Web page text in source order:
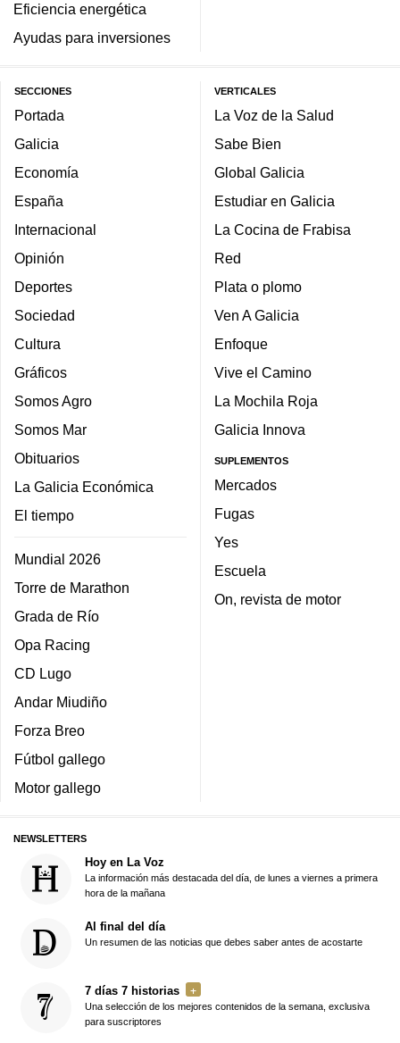
Eficiencia energética
Ayudas para inversiones
SECCIONES
Portada
Galicia
Economía
España
Internacional
Opinión
Deportes
Sociedad
Cultura
Gráficos
Somos Agro
Somos Mar
Obituarios
La Galicia Económica
El tiempo
Mundial 2026
Torre de Marathon
Grada de Río
Opa Racing
CD Lugo
Andar Miudiño
Forza Breo
Fútbol gallego
Motor gallego
VERTICALES
La Voz de la Salud
Sabe Bien
Global Galicia
Estudiar en Galicia
La Cocina de Frabisa
Red
Plata o plomo
Ven A Galicia
Enfoque
Vive el Camino
La Mochila Roja
Galicia Innova
SUPLEMENTOS
Mercados
Fugas
Yes
Escuela
On, revista de motor
NEWSLETTERS
Hoy en La Voz
La información más destacada del día, de lunes a viernes a primera
hora de la mañana
Al final del día
Un resumen de las noticias que debes saber antes de acostarte
7 días 7 historias
Una selección de los mejores contenidos de la semana, exclusiva
para suscriptores